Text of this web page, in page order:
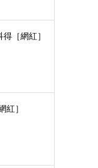
［網紅］
紅］